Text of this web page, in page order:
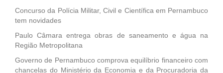
Concurso da Polícia Militar, Civil e Científica em Pernambuco
tem novidades
Paulo Câmara entrega obras de saneamento e água na
Região Metropolitana
Governo de Pernambuco comprova equilíbrio financeiro com
chancelas do Ministério da Economia e da Procuradoria da